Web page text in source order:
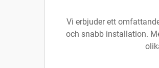
Vi erbjuder ett
och snabb installation.